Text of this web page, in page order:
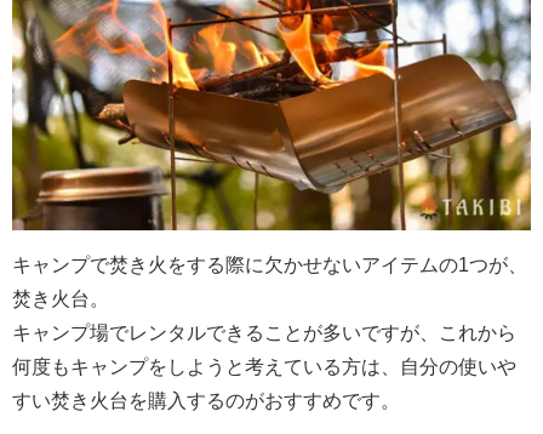
キャンプで焚き火をする際に欠かせないアイテムの1つが、
焚き火台。
キャンプ場でレンタルできることが多いですが、これから
何度もキャンプをしようと考えている方は、自分の使いや
すい焚き火台を購入するのがおすすめです。